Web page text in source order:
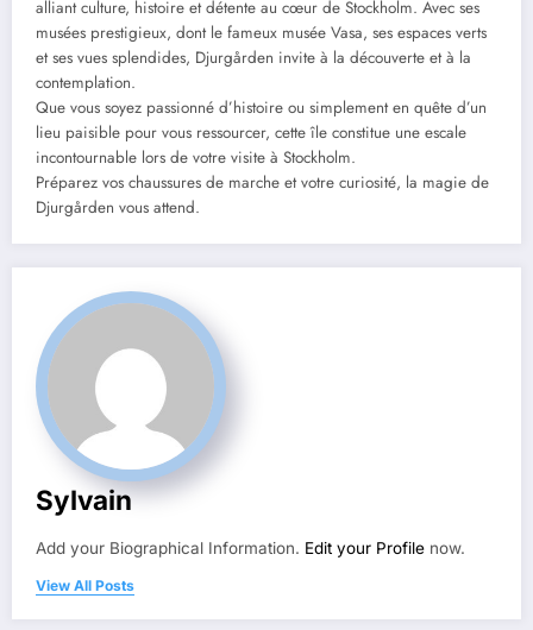
alliant culture, histoire et détente au cœur de Stockholm. Avec ses
musées prestigieux, dont le fameux musée Vasa, ses espaces verts
et ses vues splendides, Djurgården invite à la découverte et à la
contemplation.
Que vous soyez passionné d’histoire ou simplement en quête d’un
lieu paisible pour vous ressourcer, cette île constitue une escale
incontournable lors de votre visite à Stockholm.
Préparez vos chaussures de marche et votre curiosité, la magie de
Djurgården vous attend.
Sylvain
Add your Biographical Information. Edit your Profile now.
View All Posts